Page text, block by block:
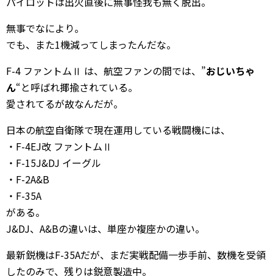
無事でなにより。
でも、また1機減ってしまったんだな。
F-4 ファントムⅡ は、航空ファンの間では、”おじいちゃ
ん“と呼ばれ揶揄されている。
愛されてるが故なんだが。
日本の航空自衛隊で現在運用している戦闘機には、
・F-4EJ改 ファントムⅡ
・F-15J&DJ イーグル
・F-2A&B
・F-35A
がある。
J&DJ、A&Bの違いは、単座か複座かの違い。
最新鋭機はF-35Aだが、まだ実戦配備一歩手前、数機を受領
したのみで、残りは鋭意製造中。